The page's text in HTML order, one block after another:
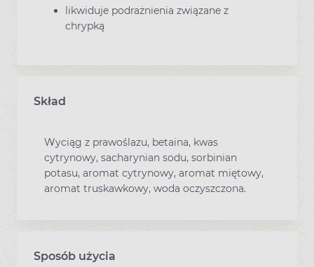
likwiduje podrażnienia związane z
chrypką
Skład
Wyciąg z prawoślazu, betaina, kwas
cytrynowy, sacharynian sodu, sorbinian
potasu, aromat cytrynowy, aromat miętowy,
aromat truskawkowy, woda oczyszczona.
Sposób użycia